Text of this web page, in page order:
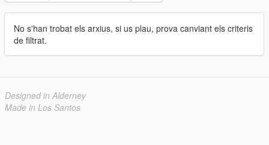
No s'han trobat els arxius, si us plau, prova canviant els criteris
de filtrat.
Designed in Alderney
Made in Los Santos